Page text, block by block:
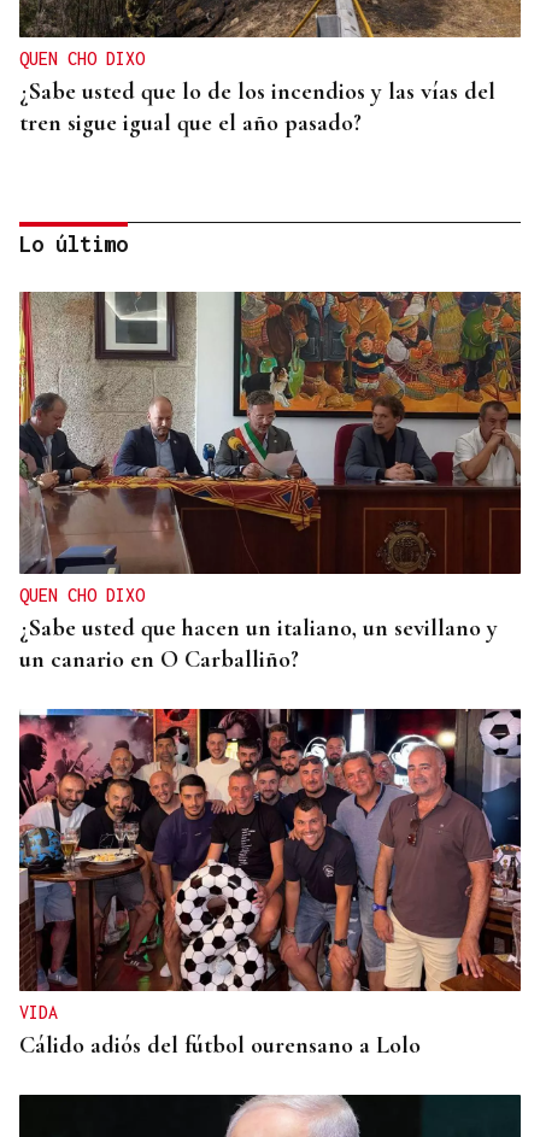
QUEN CHO DIXO
¿Sabe usted que lo de los incendios y las vías del
tren sigue igual que el año pasado?
HELICOPTERO MEDICALIZADO
Un motorista en estado grave tras una colisión en
Velle
Lo último
QUEN CHO DIXO
¿Sabe usted que hacen un italiano, un sevillano y
un canario en O Carballiño?
VIDA
Cálido adiós del fútbol ourensano a Lolo